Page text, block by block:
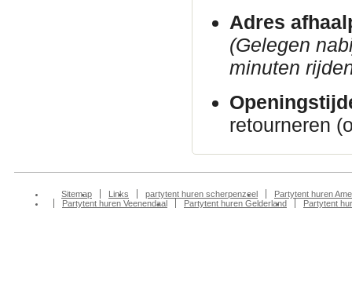
Adres
(Gelegen
minuten
retourneren
Sitemap Links partytent huren scherpenzeel
Partytent huren
Partytent huren Veenendaal
Partytent huren Gelderland Partytent